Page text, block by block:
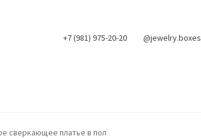
+7 (981) 975-20-20 @jewelry.boxes
сверкающее платье в пол